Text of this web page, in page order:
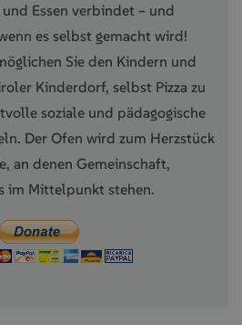
Essen verbindet – und
es selbst gemacht wird!
Sie den Kindern und
Kinderdorf, selbst Pizza zu
soziale und pädagogische
Der Ofen wird zum Herzstück
an denen Gemeinschaft,
im Mittelpunkt stehen.